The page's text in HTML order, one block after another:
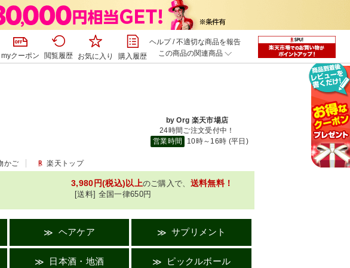
myクーポン 閲覧履歴 お気に入り 購入履歴
ヘルプ/不適切な商品を報告
この商品の関連商品